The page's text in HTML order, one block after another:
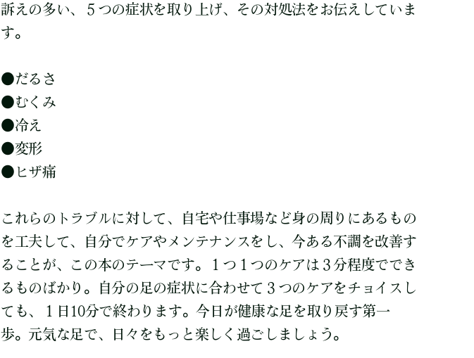
訴えの多い、５つの症状を取り上げ、その対処法をお伝えしていま
す。
●だるさ
●むくみ
●冷え
●変形
● ヒザ痛
これらのトラブルに対して、自宅や仕事場など身の周りにあるもの
を工夫して、自分でケアやメンテナンスをし、今ある不調を改善す
ることが、この本のテーマです。１つ１つのケアは３分程度ででき
るものばかり。自分の足の症状に合わせて３つのケアをチョイスし
ても、１日10分で終わります。今日が健康な足を取り戻す第一
歩。元気な足で、日々をもっと楽しく過ごしましょう。